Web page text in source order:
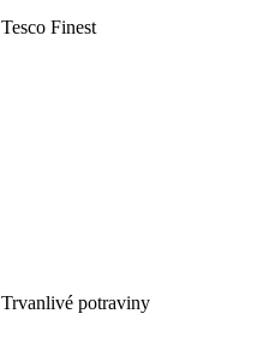
Tesco Finest
Trvanlivé potraviny